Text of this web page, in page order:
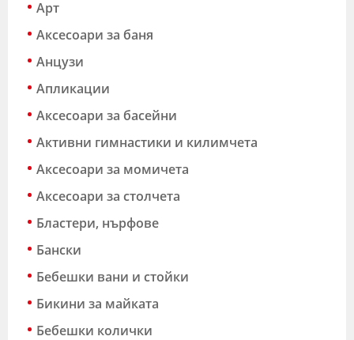
Арт
Аксесоари за баня
Анцузи
Апликации
Аксесоари за басейни
Активни гимнастики и килимчета
Аксесоари за момичета
Аксесоари за столчета
Бластери, нърфове
Бански
Бебешки вани и стойки
Бикини за майката
Бебешки колички